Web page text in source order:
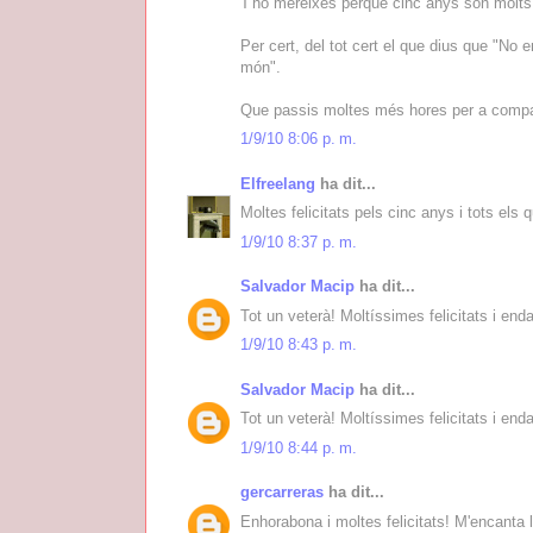
Per cert, del tot cert el que dius que "No
món".
Que passis moltes més hores per a
1/9/10 8:06 p. m.
Elfreelang ha dit...
Moltes felicitats pels cinc anys i tots els
1/9/10 8:37 p. m.
Salvador Macip ha dit...
Tot un veterà! Moltíssimes felicitats i
1/9/10 8:43 p. m.
Salvador Macip ha dit...
Tot un veterà! Moltíssimes felicitats i
1/9/10 8:44 p. m.
gercarreras ha dit...
Enhorabona i moltes felicitats!